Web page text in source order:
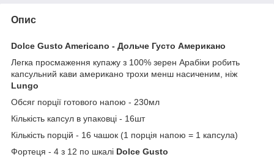
Опис
Dolce Gusto Americano - Дольче Густо Американо
Легка просмаження купажу з 100% зерен Арабіки робить
капсульний кави американо трохи менш насиченим, ніж
Lungo
Обсяг порції готового напою - 230мл
Кількість капсул в упаковці - 16шт
Кількість порцій - 16 чашок (1 порція напою = 1 капсула)
Фортеця - 4 з 12 по шкалі Dolce Gusto